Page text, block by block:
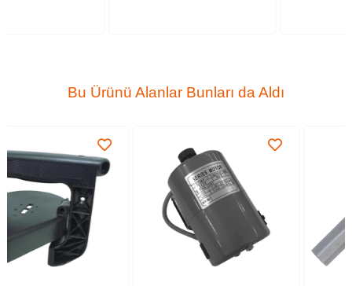
Bu Ürünü Alanlar Bunları da Aldı